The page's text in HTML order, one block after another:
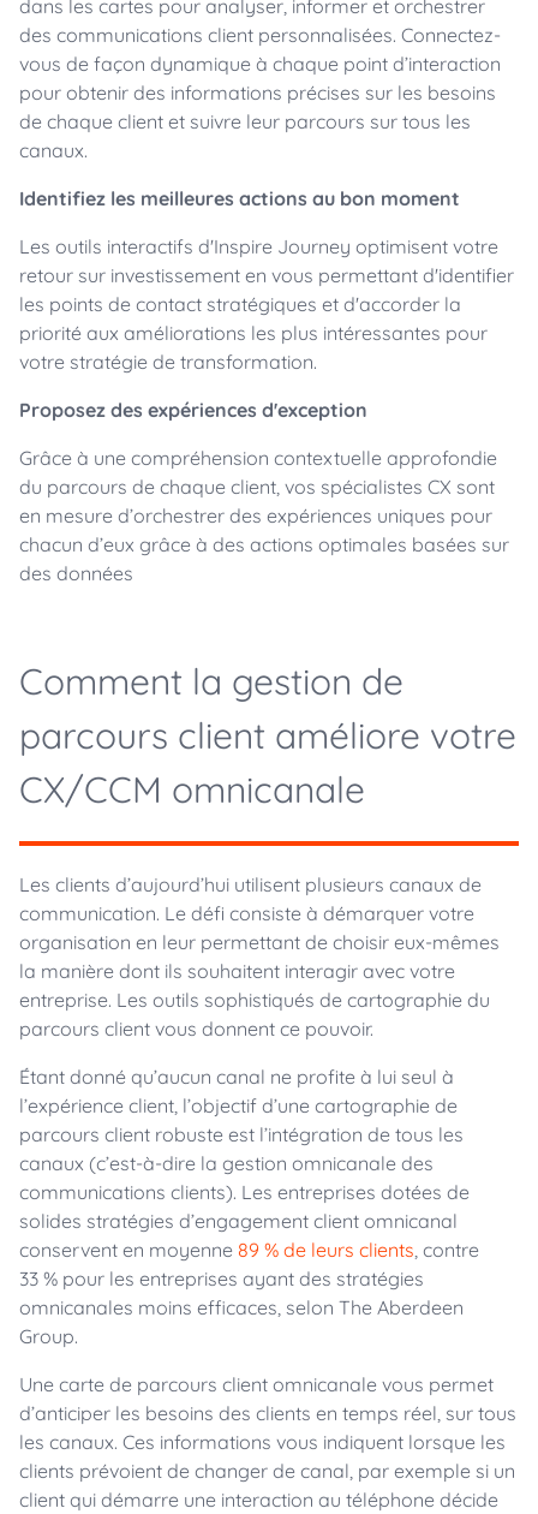
dans les cartes pour analyser, informer et orchestrer
des communications client personnalisées. Connectez-
vous de façon dynamique à chaque point d’interaction
pour obtenir des informations précises sur les besoins
de chaque client et suivre leur parcours sur tous les
canaux.
Identifiez les meilleures actions au bon moment
Les outils interactifs d'Inspire Journey optimisent votre
retour sur investissement en vous permettant d'identifier
les points de contact stratégiques et d'accorder la
priorité aux améliorations les plus intéressantes pour
votre stratégie de transformation.
Proposez des expériences d'exception
Grâce à une compréhension contextuelle approfondie
du parcours de chaque client, vos spécialistes CX sont
en mesure d’orchestrer des expériences uniques pour
chacun d’eux grâce à des actions optimales basées sur
des données
Comment la gestion de
parcours client améliore votre
CX/CCM omnicanale
Les clients d’aujourd’hui utilisent plusieurs canaux de
communication. Le défi consiste à démarquer votre
organisation en leur permettant de choisir eux-mêmes
la manière dont ils souhaitent interagir avec votre
entreprise. Les outils sophistiqués de cartographie du
parcours client vous donnent ce pouvoir.
Étant donné qu’aucun canal ne profite à lui seul à
l’expérience client, l’objectif d’une cartographie de
parcours client robuste est l’intégration de tous les
canaux (c’est-à-dire la gestion omnicanale des
communications clients). Les entreprises dotées de
solides stratégies d’engagement client omnicanal
conservent en moyenne 89 % de leurs clients, contre
33 % pour les entreprises ayant des stratégies
omnicanales moins efficaces, selon The Aberdeen
Group.
Une carte de parcours client omnicanale vous permet
d’anticiper les besoins des clients en temps réel, sur tous
les canaux. Ces informations vous indiquent lorsque les
clients prévoient de changer de canal, par exemple si un
client qui démarre une interaction au téléphone décide